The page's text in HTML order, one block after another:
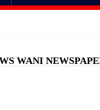
WANI